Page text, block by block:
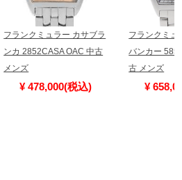
フランクミュラー カサブラ
ンカ 2852CASA OAC 中古
メンズ
¥ 478,000(税込)
フランクミュ
バンカー
古 メンズ
¥